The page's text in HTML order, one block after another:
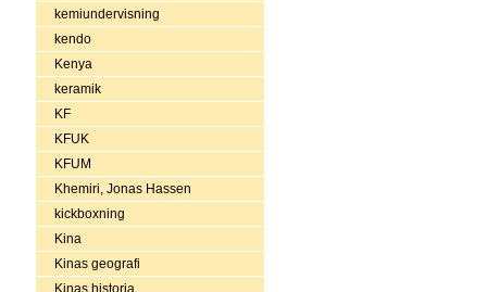
kemiundervisning
kendo
Kenya
keramik
KF
KFUK
KFUM
Khemiri, Jonas Hassen
kickboxning
Kina
Kinas geografi
Kinas historia